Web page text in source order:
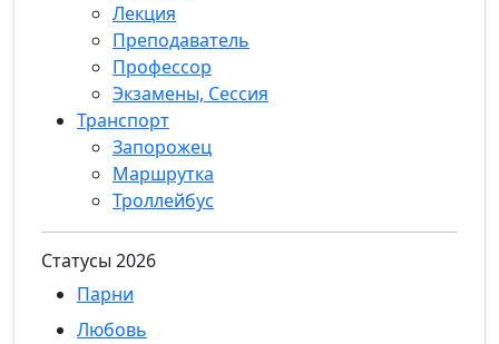
Лекция
Преподаватель
Профессор
Экзамены, Сессия
Транспорт
Запорожец
Маршрутка
Троллейбус
Статуcы 2026
Парни
Любовь